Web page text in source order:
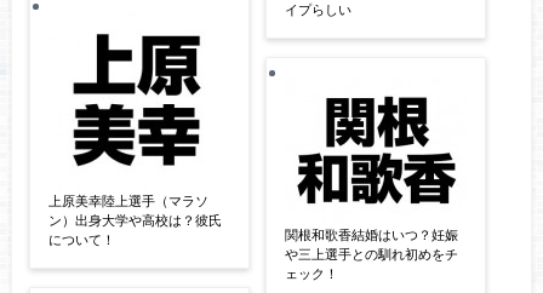
上原美幸陸上選手（マラソ
ン）出身大学や高校は？彼氏
について！
イプらしい
関根和歌香結婚はいつ？妊娠
や三上選手との馴れ初めをチ
ェック！